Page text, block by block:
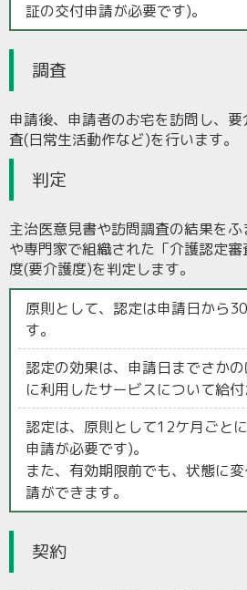
証の交付申請が必要です)。
調査
申請後、申請者のお宅を訪問し、
査(日常生活動作など)を行います。
判定
主治医意見書や訪問調査の結果を
や専門家で組織された「介護認定
度(要介護度)を判定します。
原則として、認定は申請日から
す。
認定の効果は、申請日までさか
に利用したサービスについて給付
認定は、原則として12ケ月ごと
申請が必要です)。
また、有効期限前でも、状態に
請ができます。
契約